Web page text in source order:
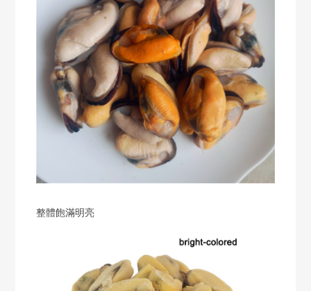
整體飽滿明亮